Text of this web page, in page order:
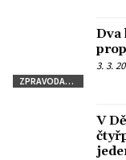
ZPRAVODAJSTVÍ
Dva
3. 3.
V